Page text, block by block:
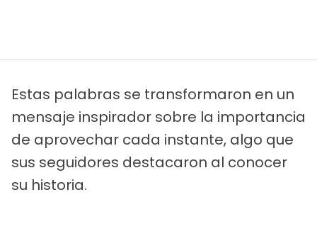
Estas palabras se transformaron en un
mensaje inspirador sobre la importancia
de aprovechar cada instante, algo que
sus seguidores destacaron al conocer
su historia.